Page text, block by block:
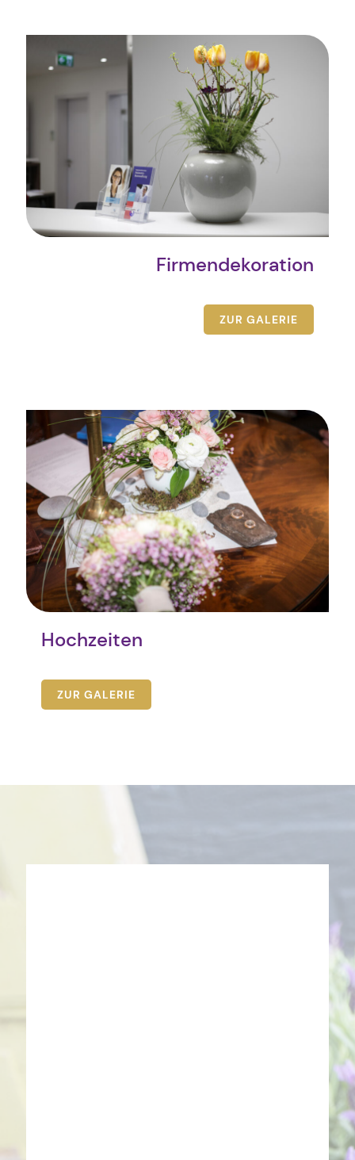
Firmendekoration
ZUR GALERIE
Hochzeiten
ZUR GALERIE